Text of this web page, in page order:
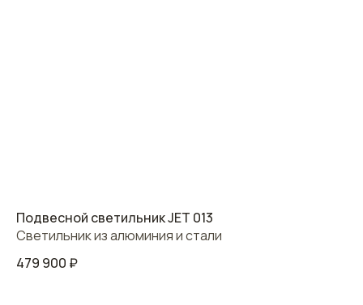
Подвесной светильник JET 013
Светильник из алюминия и стали
479 900 ₽